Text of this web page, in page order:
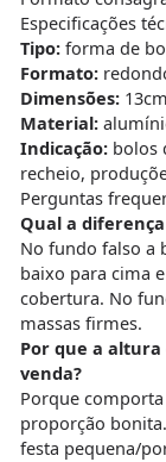
Especificações
Tipo:forma de
Formato:
Dimensões:
Material:
Indicação:bolos
recheio,
Perguntas
Qual a
No fundo falso a
baixo para cima
cobertura. No
massas firmes.
Por que a altura
venda?
Porque
proporção
festa pequena/